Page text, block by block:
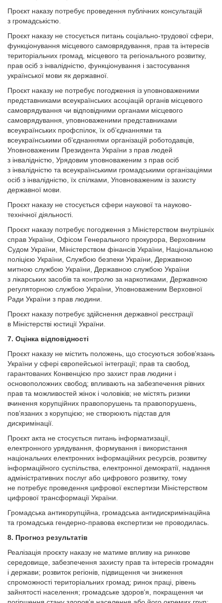
Проєкт наказу потребує проведення публічних консультацій
з громадськістю.
Проєкт наказу не стосується питань соціально-трудової сфери,
функціонування місцевого самоврядування, прав та інтересів
територіальних громад, місцевого та регіонального розвитку,
прав осіб з інвалідністю, функціонування і застосування
української мови як державної.
Проєкт наказу не потребує погодження із уповноваженими
представниками всеукраїнських асоціацій органів місцевого
самоврядування чи відповідними органами місцевого
самоврядування, уповноваженими представниками
всеукраїнських профспілок, їх об’єднаннями та
всеукраїнськими об’єднаннями організацій роботодавців,
Уповноваженим Президента України з прав людей
з інвалідністю, Урядовим уповноваженим з прав осіб
з інвалідністю та всеукраїнськими громадськими організаціями
осіб з інвалідністю, їх спілками, Уповноваженим із захисту
державної мови.
Проєкт наказу не стосується сфери наукової та науково-
технічної діяльності.
Проєкт наказу потребує погодження з Міністерством внутрішніх
справ України, Офісом Генерального прокурора, Верховним
Судом України, Міністерством фінансів України, Національною
поліцією України, Службою безпеки України, Державною
митною службою України, Державною службою України
з лікарських засобів та контролю за наркотиками, Державною
регуляторною службою України, Уповноваженим Верховної
Ради України з прав людини.
Проєкт наказу потребує здійснення державної реєстрації
в Міністерстві юстиції України.
7. Оцінка відповідності
Проєкт наказу не містить положень, що стосуються зобов’язань
України у сфері європейської інтеграції; прав та свобод,
гарантованих Конвенцією про захист прав людини і
основоположних свобод; впливають на забезпечення рівних
прав та можливостей жінок і чоловіків; не містять ризики
вчинення корупційних правопорушень та правопорушень,
пов’язаних з корупцією; не створюють підстав для
дискримінації.
Проєкт акта не стосується питань інформатизації,
електронного урядування, формування і використання
національних електронних інформаційних ресурсів, розвитку
інформаційного суспільства, електронної демократії, надання
адміністративних послуг або цифрового розвитку, тому
не потребує проведення цифрової експертизи Міністерством
цифрової трансформації України.
Громадська антикорупційна, громадська антидискримінаційна
та громадська гендерно-правова експертизи не проводилась.
8. Прогноз результатів
Реалізація проєкту наказу не матиме впливу на ринкове
середовище, забезпечення захисту прав та інтересів громадян
і держави; розвиток регіонів, підвищення чи зниження
спроможності територіальних громад; ринок праці, рівень
зайнятості населення; громадське здоров’я, покращення чи